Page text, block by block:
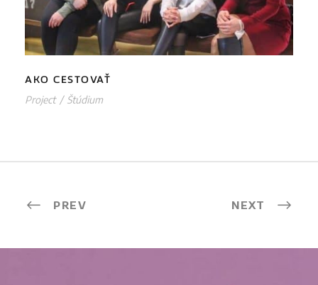
AKO CESTOVAŤ
Project / Štúdium
PREV NEXT